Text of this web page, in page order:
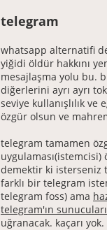
telegram
whatsapp alternatifi
yiğidi öldür hakkını
mesajlaşma yolu bu.
diğerlerini ayrı ayrı
seviye kullanışlılık
özgür olsun ve
telegram tamamen
demektir ki isterseniz
farklı bir telegram
telegram foss) ama
telegram'ın
uğranacak. kaçarı yok.